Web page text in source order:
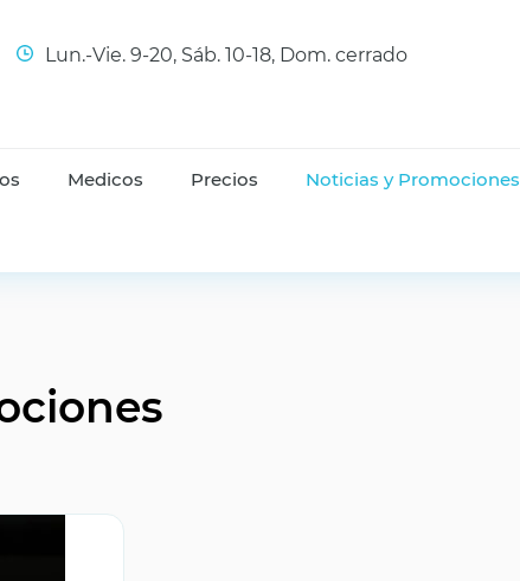
Lun.-Vie. 9-20, Sáb. 10-18, Dom. cerrado
Medicos Precios Noticias y Promociones